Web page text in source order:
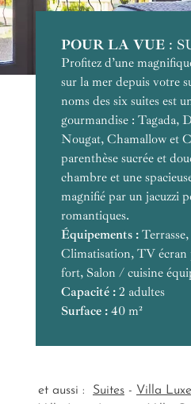
POUR LA VUE :
Profitez d’une
sur la mer depuis votre
noms des six suites est
gourmandise : Tagada,
Nougat, Chamallow et
parenthèse sucrée et
chambre et une
magnifié par un jacuzzi
romantiques.
Équipements :
Climatisation, TV
fort, Salon / cuisine
Capacité :2 adultes
Surface :40 m²
NOTRE COUP DE
Équipements :
Capacité :
Surface :
POUR LA
Équipements :
Capacité :
Surface :
POUR LE GRAND
Équipements :
Capacité :
POUR
Équipements :
Capacité :
Surface :
et aussi : Suites - Villa